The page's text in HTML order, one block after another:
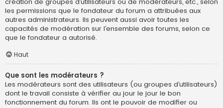
les permissions que le fondateur du forum a attribuées aux
autres administrateurs. Ils peuvent aussi avoir toutes les
capacités de modération sur l’ensemble des forums, selon ce
que le fondateur a autorisé.
Haut
Que sont les modérateurs ?
Les modérateurs sont des utilisateurs (ou groupes d’utilisateurs)
dont le travail consiste à vérifier au jour le jour le bon
fonctionnement du forum. Ils ont le pouvoir de modifier ou